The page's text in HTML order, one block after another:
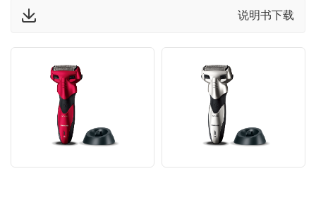
说明书下载